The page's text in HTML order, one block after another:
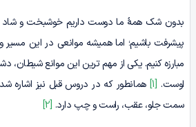
بدون شک همۀ ما دوست داریم خوشبخت و شاد
پیشرفت باشیم؛ اما همیشه موانعی در این مسیر
مبارزه کنیم. یکی از مهم ترین این موانع
اوست. [1] همان­طور که در دروس قبل نیز اشاره
سمت جلو، عقب، راست و چپ دارد. [2]